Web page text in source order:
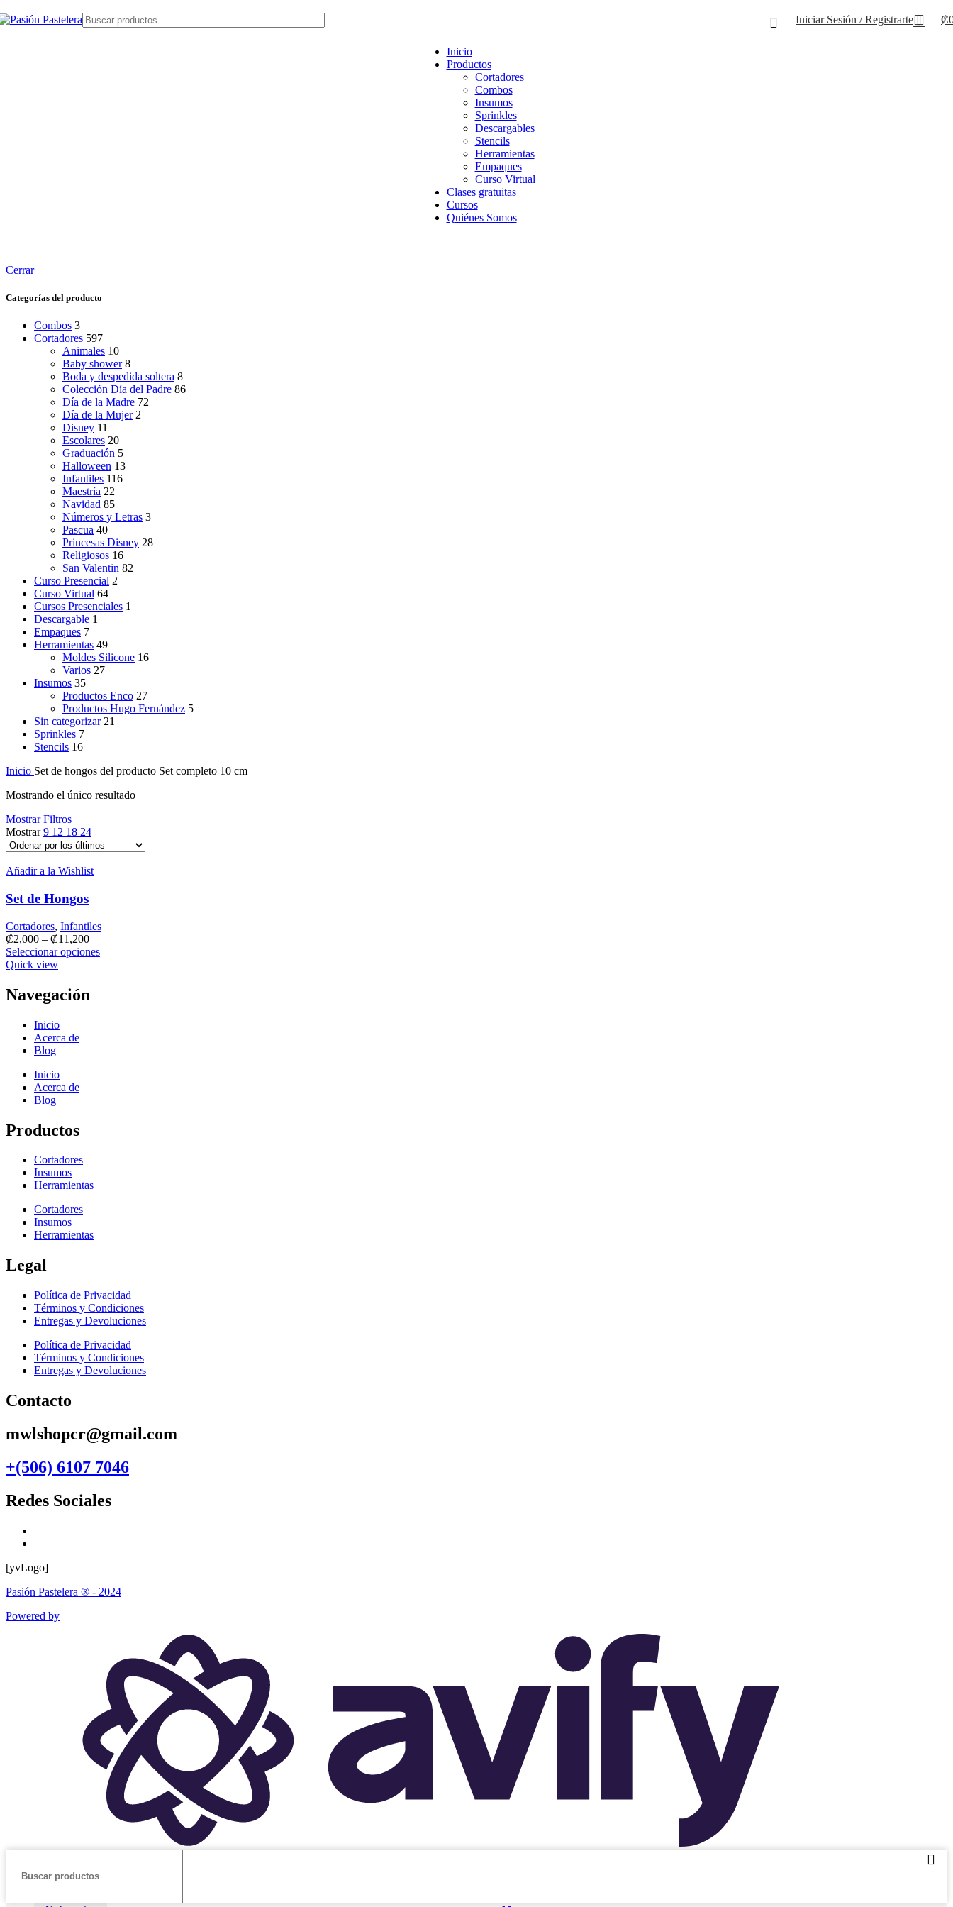
Iniciar Sesión / Registrarte ₡
Inicio
Productos
Cortadores
Combos
Insumos
Sprinkles
Descargables
Stencils
Herramientas
Empaques
Curso Virtual
Clases gratuitas
Cursos
Quiénes Somos
Cerrar
Categorías del producto
Combos 3
Cortadores 597
Animales 10
Baby shower 8
Boda y despedida soltera 8
Colección Día del Padre 86
Día de la Madre 72
Día de la Mujer 2
Disney 11
Escolares 20
Graduación 5
Halloween 13
Infantiles 116
Maestría 22
Navidad 85
Números y Letras 3
Pascua 40
Princesas Disney 28
Religiosos 16
San Valentin 82
Curso Presencial 2
Curso Virtual 64
Cursos Presenciales 1
Descargable 1
Empaques 7
Herramientas 49
Moldes Silicone 16
Varios 27
Insumos 35
Productos Enco 27
Productos Hugo Fernández 5
Sin categorizar 21
Sprinkles 7
Stencils 16
Inicio Set de hongos del producto Set completo 10 cm
Mostrando el único resultado
Mostrar Filtros
Mostrar9 12 18 24
Añadir a la Wishlist
Set de Hongos
Cortadores, Infantiles
₡2,000 – ₡11,200
Seleccionar opciones
Quick view
Navegación
Inicio
Acerca de
Blog
Inicio
Acerca de
Blog
Productos
Cortadores
Insumos
Herramientas
Cortadores
Insumos
Herramientas
Legal
Política de Privacidad
Términos y Condiciones
Entregas y Devoluciones
Política de Privacidad
Términos y Condiciones
Entregas y Devoluciones
Contacto
mwlshopcr@gmail.com
+(506) 6107 7046
Redes Sociales
[yvLogo]
Pasión Pastelera ® - 2024
Powered by